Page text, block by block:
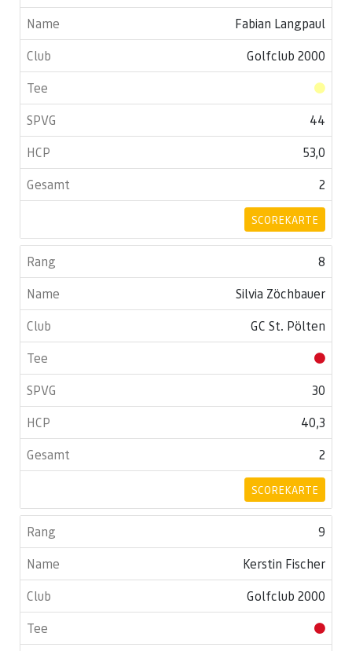
Fabian Langpaul
Golfclub 2000
44
53,0
2
SCOREKARTE
8
Silvia Zöchbauer
GC St. Pölten
30
40,3
2
SCOREKARTE
9
Kerstin Fischer
Golfclub 2000